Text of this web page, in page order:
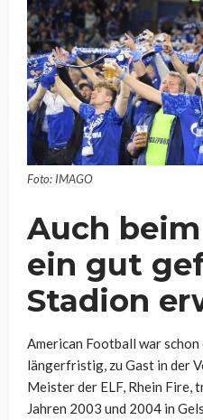
Foto: IMAGO
Auch
ein gut
Stadion
American Football war schon
längerfristig, zu Gast in der
Meister der ELF, Rhein Fire,
Jahren 2003 und 2004 in